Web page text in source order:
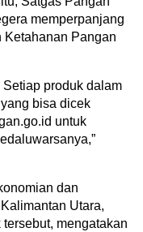
memperpanjang
Ketahanan Pangan
Setiap produk dalam
bisa dicek
untuk
dan
Utara,
mengatakan